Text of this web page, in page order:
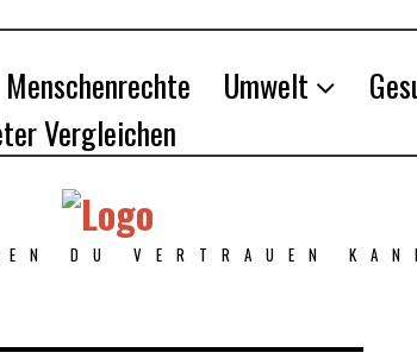
Menschenrechte Umwelt
Vergleichen
DU VERTRAUEN